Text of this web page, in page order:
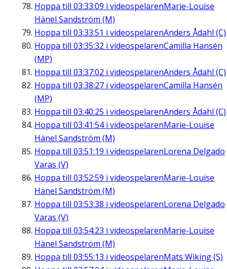
Hoppa till 03:33:09 i videospelarenMarie-Louise
Hänel Sandström (M)
Hoppa till 03:33:51 i videospelarenAnders Ådahl (C)
Hoppa till 03:35:32 i videospelarenCamilla Hansén
(MP)
Hoppa till 03:37:02 i videospelarenAnders Ådahl (C)
Hoppa till 03:38:27 i videospelarenCamilla Hansén
(MP)
Hoppa till 03:40:25 i videospelarenAnders Ådahl (C)
Hoppa till 03:41:54i videospelarenMarie-Louise
Hänel Sandström (M)
Hoppa till 03:51:19 i videospelarenLorena Delgado
Varas (V)
Hoppa till 03:52:59 i videospelarenMarie-Louise
Hänel Sandström (M)
Hoppa till 03:53:38 i videospelarenLorena Delgado
Varas (V)
Hoppa till 03:54:23 i videospelarenMarie-Louise
Hänel Sandström (M)
Hoppa till 03:55:13 i videospelarenMats Wiking (S)